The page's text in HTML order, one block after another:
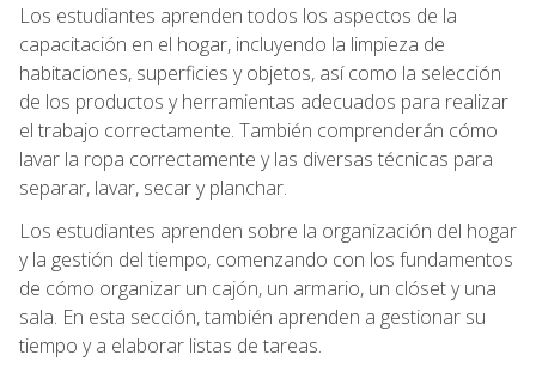
Los estudiantes aprenden todos los aspectos de la
capacitación en el hogar, incluyendo la limpieza de
habitaciones, superficies y objetos, así como la selección
de los productos y herramientas adecuados para realizar
el trabajo correctamente. También comprenderán cómo
lavar la ropa correctamente y las diversas técnicas para
separar, lavar, secar y planchar.
Los estudiantes aprenden sobre la organización del hogar
y la gestión del tiempo, comenzando con los fundamentos
de cómo organizar un cajón, un armario, un clóset y una
sala. En esta sección, también aprenden a gestionar su
tiempo y a elaborar listas de tareas.